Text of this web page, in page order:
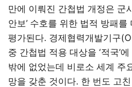
만에 이뤄진 간첩법 개정은 군
안보’ 수호를 위한 법적 방패
평가된다. 경제협력개발기구
중 간첩법 적용 대상을 ‘적국’
밖에 없었는데 비로소 세계 주
망을 갖춘 것이다. 한 번도 고